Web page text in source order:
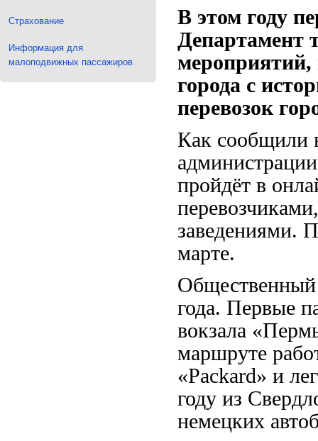
Страхование
Информация для
малоподвижных пассажиров
В этом году
Департамент
мероприятий,
города с
перевозок
Как сообщили
пройдёт в
заведениями.
марте.
Общественный
года. Первые
вокзала
маршруте
«Packard» и
году из
немецких